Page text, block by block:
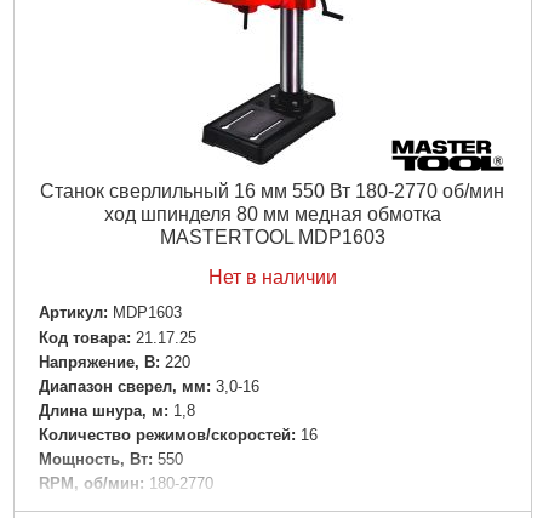
Станок сверлильный 16 мм 550 Вт 180-2770 об/мин
ход шпинделя 80 мм медная обмотка
MASTERTOOL MDP1603
Нет в наличии
Артикул: MDP1603
Код товара: 21.17.25
Напряжение, В: 220
Диапазон сверел, мм: 3,0-16
Длина шнура, м: 1,8
Количество режимов/скоростей: 16
Мощность, Вт: 550
RPM, об/мин: 180-2770
Габариты упаковки: 790x450x270 мм